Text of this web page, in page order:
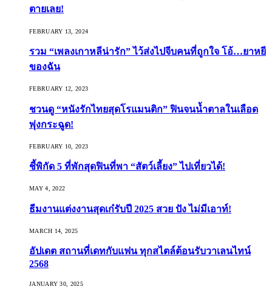
ตายเลย!
FEBRUARY 13, 2024
รวม “เพลงเกาหลีน่ารัก” ไว้ส่งไปจีบคนที่ถูกใจ โอ้…ยาหยี
ของฉัน
FEBRUARY 12, 2023
ชวนดู “หนังรักไทยสุดโรแมนติก” ฟินจนน้ำตาลในเลือด
พุ่งกระฉูด!
FEBRUARY 10, 2023
ชี้พิกัด 5 ที่พักสุดฟินที่พา “สัตว์เลี้ยง” ไปเที่ยวได้!
MAY 4, 2022
ธีมงานแต่งงานสุดเก๋รับปี 2025 สวย ปัง ไม่มีเอาท์!
MARCH 14, 2025
อัปเดต สถานที่เดทกับแฟน ทุกสไตล์ต้อนรับวาเลนไทน์
2568
JANUARY 30, 2025